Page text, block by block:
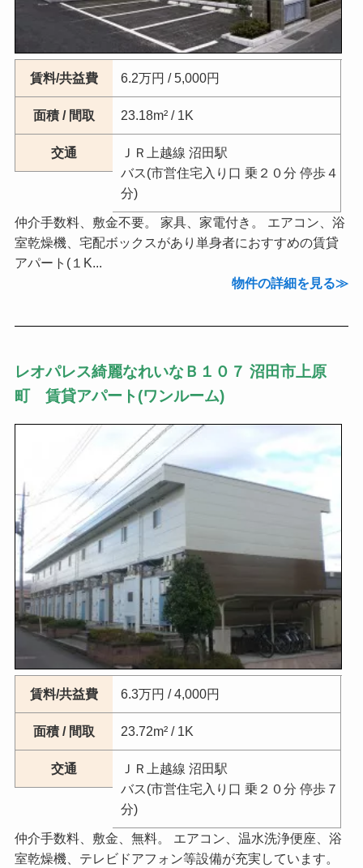
賃料/共益費 6.2万円 / 5,000円
面積 / 間取 23.18m² / 1K
交通
ＪＲ上越線 沼田駅
バス(市営住宅入り口 乗２０分 停歩４
分)
仲介手数料、敷金不要。 家具、家電付き。 エアコン、浴
室乾燥機、宅配ボックスがあり単身者におすすめの賃貸
アパート(１K...
物件の詳細を見る
レオパレス綺麗なれいなＢ１０７ 沼田市上原
町 賃貸アパート(ワンルーム)
賃料/共益費 6.3万円 / 4,000円
面積 / 間取 23.72m² / 1K
交通
ＪＲ上越線 沼田駅
バス(市営住宅入り口 乗２０分 停歩７
分)
仲介手数料、敷金、無料。 エアコン、温水洗浄便座、浴
室乾燥機、テレビドアフォン等設備が充実しています。